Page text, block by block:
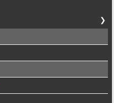
❯